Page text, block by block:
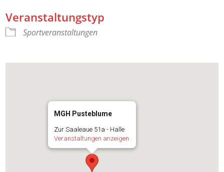
Veranstaltungstyp
Sportveranstaltungen
MGH Pusteblume
Zur Saaleaue 51a - Halle
Veranstaltungen anzeigen